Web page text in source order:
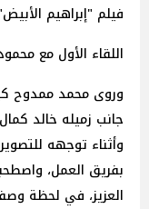
فيلم "إبراهيم
اللقاء الأول مع
وروى محمد ممدوح
جانب زميله خالد
وأثناء توجهه
بفريق العمل،
العزيز، في لحظة